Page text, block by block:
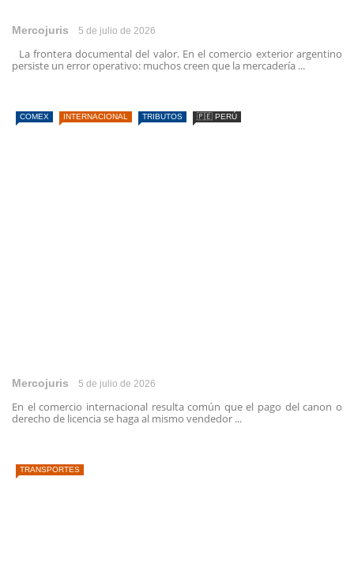
Mercojuris 5 de julio de 2026
La frontera documental del valor. En el comercio exterior argentino
persiste un error operativo: muchos creen que la mercadería ...
COMEX INTERNACIONAL TRIBUTOS 🇵🇪 PERÚ
Mercojuris 5 de julio de 2026
En el comercio internacional resulta común que el pago del canon o
derecho de licencia se haga al mismo vendedor ...
TRANSPORTES